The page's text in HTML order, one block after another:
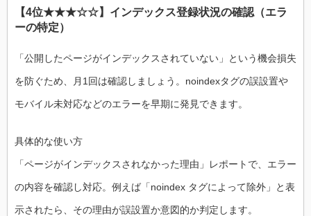
【4位★★★☆☆】インデックス登録状況の確認（エラ
ーの特定）
「公開したページがインデックスされていない」という機会損失
を防ぐため、月1回は確認しましょう。noindexタグの誤設置や
モバイル未対応などのエラーを早期に発見できます。
具体的な使い方
「ページがインデックスされなかった理由」レポートで、エラー
の内容を確認し対応。例えば「noindex タグによって除外」と表
示されたら、その理由が誤設置か意図的か判定します。